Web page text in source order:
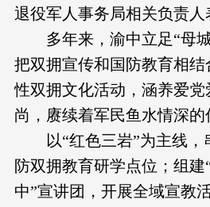
退役军人事务局相关负责人
多年来，渝中立足“母
把双拥宣传和国防教育相
性双拥文化活动，涵养爱
尚，赓续着军民鱼水情深的
以“红色三岩”为主线，
防双拥教育研学点位；组建
中”宣讲团，开展全域宣教